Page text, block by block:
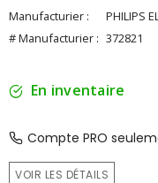
Manufacturier :
PHILIPS
# Manufacturier : 372821
En inventaire
Compte PRO
VOIR LES DÉTAILS